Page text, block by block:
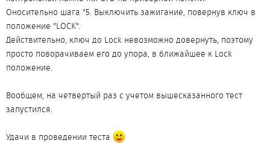
Оносительно шага "5. Выключить зажигание, повернув ключ в
положение "LOCK".
Действительно, ключ до Lock невозможно довернуть, поэтому
просто поворачиваем его до упора, в ближайшее к Lock
положение.
Вообщем, на четвертый раз с учетом вышесказанного тест
запустился.
Удачи в проведении теста